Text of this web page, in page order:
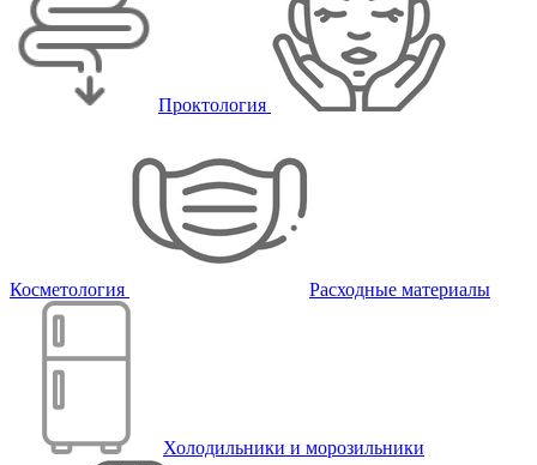
Проктология
Косметология Расходные материалы
Холодильники и морозильники